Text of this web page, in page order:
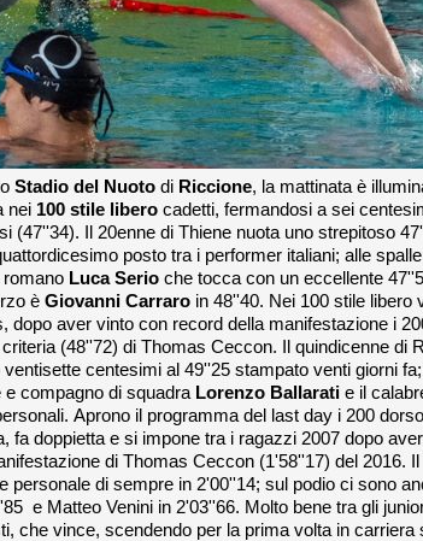
Stadio del Nuoto di Riccione, la mattinata è
nei 100 stile libero cadetti, fermandosi a sei
(47''34). Il 20enne di Thiene nuota uno strepitoso
posto tra i performer italiani; alle
Luca Serio che tocca con un eccellente
è Giovanni Carraro in 48''40. Nei 100 stile libero
dopo aver vinto con record della manifestazione i
(48''72) di Thomas Ceccon. Il quindicenne di
centesimi al 49''25 stampato venti giorni
compagno di squadra Lorenzo Ballarati e il
Aprono il programma del last day i 200
fa doppietta e si impone tra i ragazzi 2007 dopo
di Thomas Ceccon (1'58''17) del 2016.
personale di sempre in 2'00''14; sul podio ci sono
e Matteo Venini in 2'03''66. Molto bene tra gli
che vince, scendendo per la prima volta in carriera